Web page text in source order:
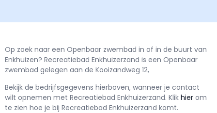
Op zoek naar een Openbaar zwembad in of in de buurt van
Enkhuizen? Recreatiebad Enkhuizerzand is een Openbaar
zwembad gelegen aan de Kooizandweg 12,
Bekijk de bedrijfsgegevens hierboven, wanneer je contact
wilt opnemen met Recreatiebad Enkhuizerzand. Klik hier om
te zien hoe je bij Recreatiebad Enkhuizerzand komt.